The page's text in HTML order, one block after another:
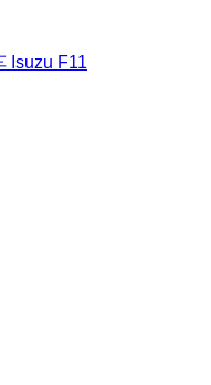
Isuzu F11